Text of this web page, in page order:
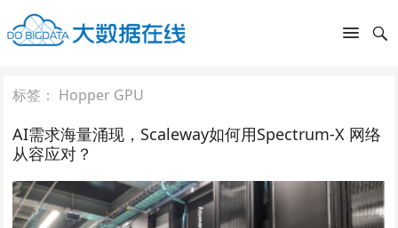
标签： Hopper GPU
AI需求海量涌现，Scaleway如何用Spectrum-X 网络
从容应对？